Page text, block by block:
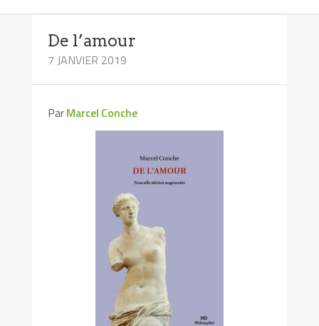
De l’amour
7 JANVIER 2019
ParMarcel Conche